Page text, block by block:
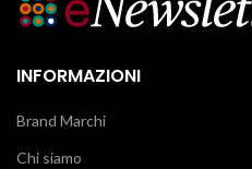
INFORMAZIONI
Brand Marchi
Chi siamo